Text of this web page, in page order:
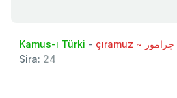
Kamus-ı Türki - çıramuz ~ چراموز
Sira: 24